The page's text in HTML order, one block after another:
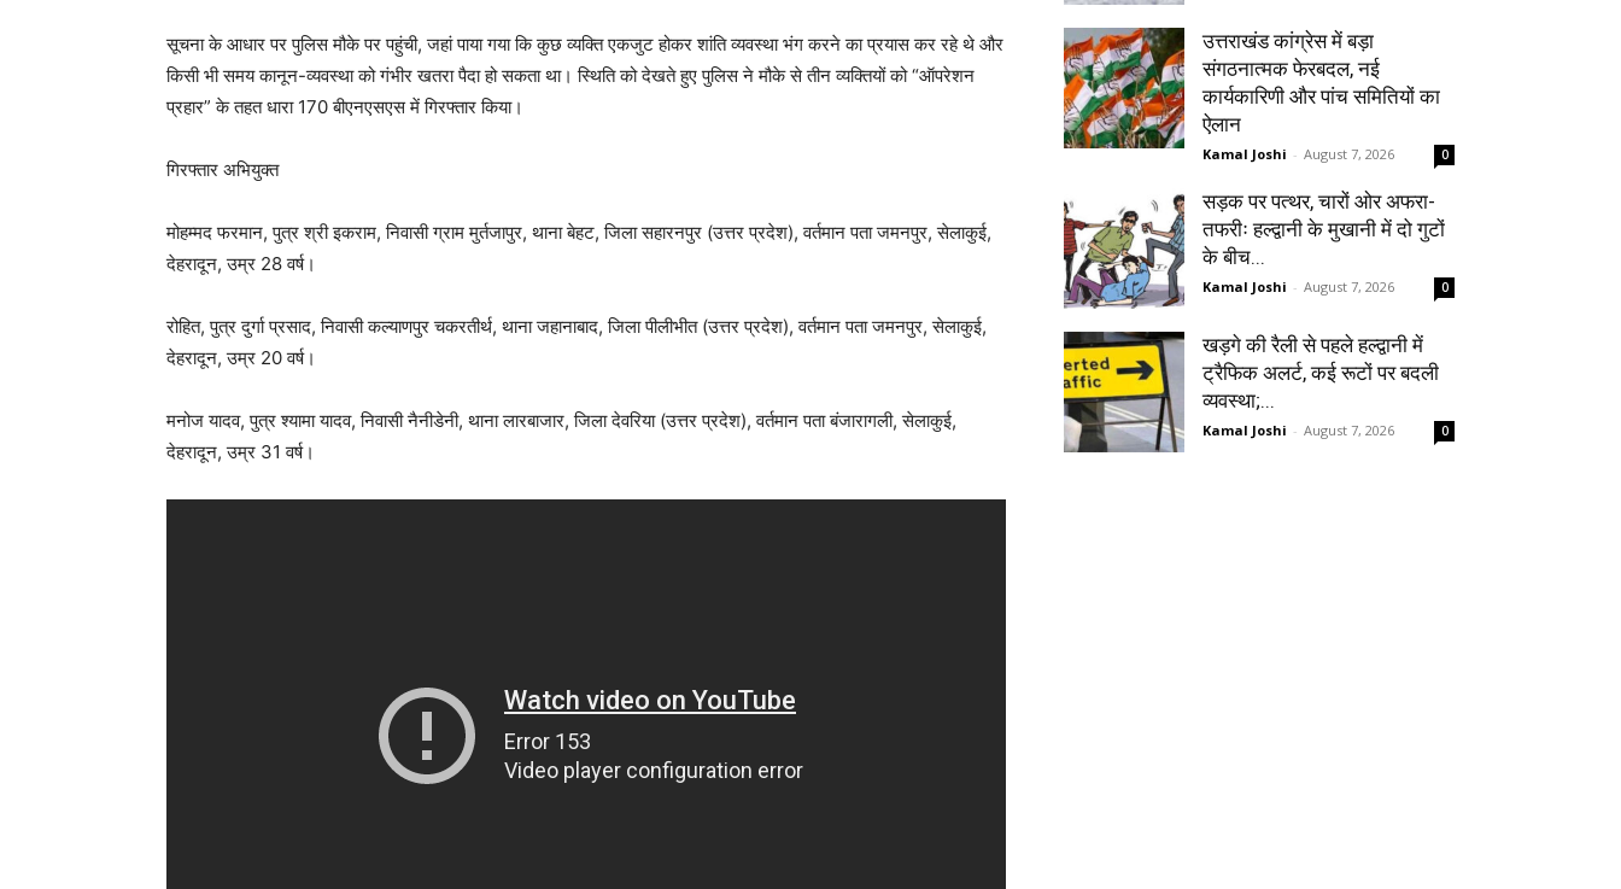
सूचना के आधार पर पुलिस मौके पर पहुंची, जहां पाया गया कि कुछ व्यक्ति एकजुट होकर शांति व्यवस्था भंग करने का प्रयास कर रहे थे और
किसी भी समय कानून-व्यवस्था को गंभीर खतरा पैदा हो सकता था। स्थिति को देखते हुए पुलिस ने मौके से तीन व्यक्तियों को “ऑपरेशन
प्रहार” के तहत धारा 170 बीएनएसएस में गिरफ्तार किया।
गिरफ्तार अभियुक्त
मोहम्मद फरमान, पुत्र श्री इकराम, निवासी ग्राम मुर्तजापुर, थाना बेहट, जिला सहारनपुर (उत्तर प्रदेश), वर्तमान पता जमनपुर, सेलाकुई,
देहरादून, उम्र 28 वर्ष।
रोहित, पुत्र दुर्गा प्रसाद, निवासी कल्याणपुर चकरतीर्थ, थाना जहानाबाद, जिला पीलीभीत (उत्तर प्रदेश), वर्तमान पता जमनपुर, सेलाकुई,
देहरादून, उम्र 20 वर्ष।
मनोज यादव, पुत्र श्यामा यादव, निवासी नैनीडेनी, थाना लारबाजार, जिला देवरिया (उत्तर प्रदेश), वर्तमान पता बंजारागली, सेलाकुई,
देहरादून, उम्र 31 वर्ष।
उत्तराखंड कांग्रेस में बड़ा
संगठनात्मक फेरबदल, नई
कार्यकारिणी और पांच समितियों का
ऐलान
Kamal Joshi - August 7, 2026 0
सड़क पर पत्थर, चारों ओर अफरा-
तफरीः हल्द्वानी के मुखानी में दो गुटों
के बीच...
Kamal Joshi - August 7, 2026 0
खड़गे की रैली से पहले हल्द्वानी में
ट्रैफिक अलर्ट, कई रूटों पर बदली
व्यवस्था;...
Kamal Joshi - August 7, 2026 0